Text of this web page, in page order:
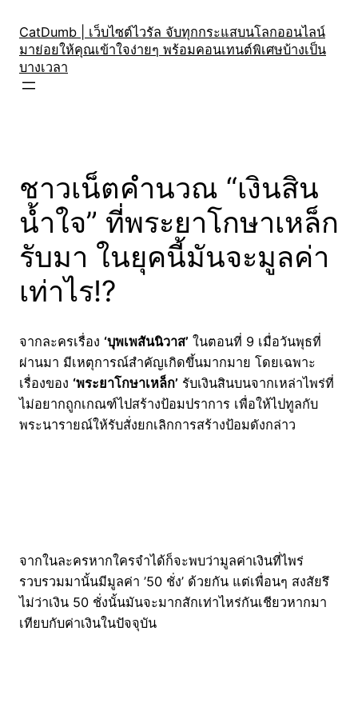
content
CatDumb | เว็บไซต์ไวรัล จับทุกกระแสบนโลกออนไลน์
มาย่อยให้คุณเข้าใจง่ายๆ พร้อมคอนเทนต์พิเศษบ้างเป็น
บางเวลา
ชาวเน็ตคำนวณ “เงินสิน
น้ำใจ” ที่พระยาโกษาเหล็ก
รับมา ในยุคนี้มันจะมูลค่า
เท่าไร!?
จากละครเรื่อง ‘บุพเพสันนิวาส’ ในตอนที่ 9 เมื่อวันพุธที่
ผ่านมา มีเหตุการณ์สำคัญเกิดขึ้นมากมาย โดยเฉพาะ
เรื่องของ ‘พระยาโกษาเหล็ก’ รับเงินสินบนจากเหล่าไพร่ที่
ไม่อยากถูกเกณฑ์ไปสร้างป้อมปราการ เพื่อให้ไปทูลกับ
พระนารายณ์ให้รับสั่งยกเลิกการสร้างป้อมดังกล่าว
จากในละครหากใครจำได้ก็จะพบว่ามูลค่าเงินที่ไพร่
รวบรวมมานั้นมีมูลค่า ’50 ชั่ง’ ด้วยกัน แต่เพื่อนๆ สงสัยรึ
ไม่ว่าเงิน 50 ชั่งนั้นมันจะมากสักเท่าไหร่กันเชียวหากมา
เทียบกับค่าเงินในปัจจุบัน